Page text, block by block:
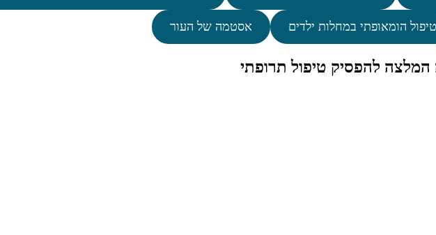
טיפול הומאופתי במחלות ילדים אסטמה של העור
להפסיק טיפול תרופתי